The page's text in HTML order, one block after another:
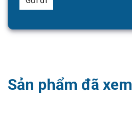
Sản phẩm đã xem